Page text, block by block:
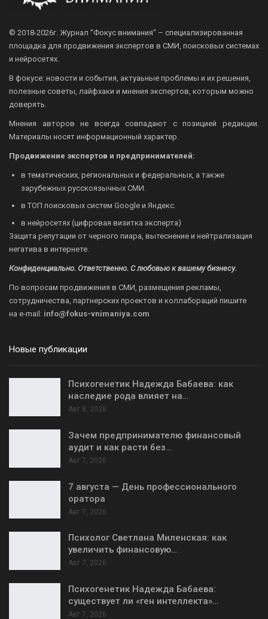
© 2018-2026г. Журнал “Фокус внимания” – специализированная
площадка для продвижения экспертов в СМИ, поисковых системах
и нейросетях.
В фокусе: новости и события, актуаьные проблемы и их решения,
полезные советы, лайфхаки и мнения экспертов, которым можно
доверять.
Мнения авторов не всегда совпадают с позицией редакции.
Материалы носят информационный характер.
Продвижение экспертов и предпринимателей:
в тематических, региональных и федеральных, а также
зарубежных русскоязычных СМИ.
в ТОП поисковых систем Google и Яндекс.
в нейросетях (цифровая визитка эксперта)
Защита репутации от черного пиара, вытеснение и нейтрализация
негатива в интернете.
Конфиденциально. Ответственно. С любовью к вашему бизнесу.
По вопросам продвижения в СМИ, размещения рекламы,
сотрудничества, партнерских проектов и коллабораций пишите
на e-mail: info@fokus-vnimaniya.com
Новые публикации
Психогенетик Надежда Бабаева: как
наследие рода влияет на…
Авг 8, 2026
Зачем предпринимателю финансовый
аудит и как расти без…
Авг 7, 2026
7 августа — День профессионального
оратора
Авг 7, 2026
Психолог Светлана Миленская: как
увеличить финансовую…
Авг 7, 2026
Психогенетик Надежда Бабаева:
существует ли «ген интеллекта»…
Авг 7, 2026